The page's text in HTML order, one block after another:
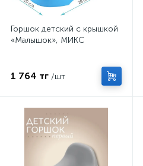
Горшок детский с крышкой
«Малышок», МИКС
1 764 тг /шт